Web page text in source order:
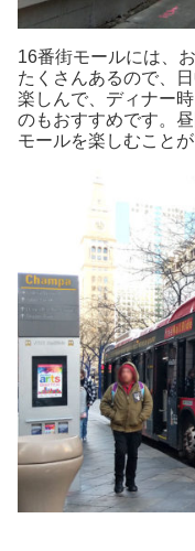
16番街モールには、
たくさんあるので、
楽しんで、ディナー
のもおすすめです。
モールを楽しむこと